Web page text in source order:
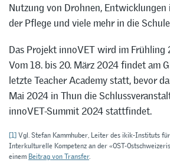
Nutzung von Drohnen, Entwicklungen
der Pflege und viele mehr in die
Das Projekt innoVET wird im Frühling
Vom 18. bis 20. März 2024 findet am
letzte Teacher Academy statt, bevor
Mai 2024 in Thun die
innoVET-Summit 2024 stattfindet.
[1]Vgl. Stefan Kammhuber, Leiter des ikik-Instituts
Interkulturelle Kompetenz an der «OST-
einem Beitrag von Transfer.